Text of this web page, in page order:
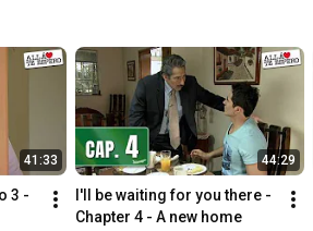
41:33
3 -
44:29
I'll be waiting for you there -
Chapter 4 - A new home